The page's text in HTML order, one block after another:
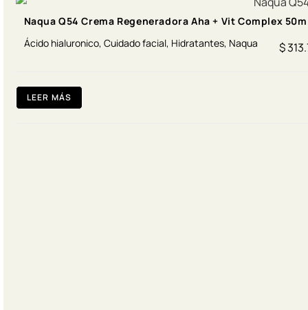
Naqua Q54 Crema Regeneradora Aha + Vit Complex
Ácido hialuronico, Cuidado facial, Hidratantes, Naqua $
LEER MÁS